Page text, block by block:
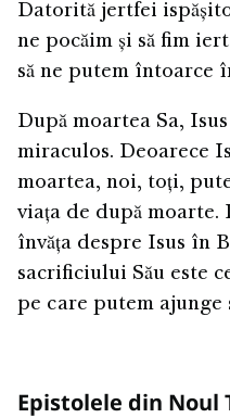
Datorită jertfei
ne pocăim și să fim
să ne putem întoarce
După moartea Sa,
miraculos. Deoarece
moartea, noi, toți,
viața de după moarte.
învăța despre Isus în
sacrificiului Său este
pe care putem ajunge
Epistolele din Noul